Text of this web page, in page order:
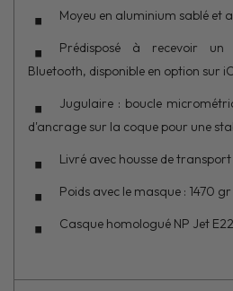
Moyeu en aluminium sablé et
Prédisposé à recevoir
Bluetooth, disponible en option sur
Jugulaire : boucle
d'ancrage sur la coque pour une
Livré avec housse de transport
Poids avec le masque : 1470
Casque homologué NP Jet